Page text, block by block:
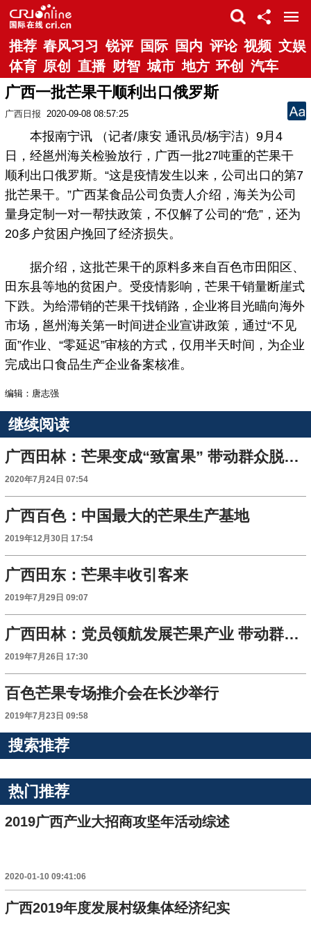
推荐 春风习习 锐评 国际 国内 评论 视频 文娱
体育 原创 直播 财智 城市 地方 环创 汽车
广西一批芒果干顺利出口俄罗斯
广西日报 2020-09-08 08:57:25
本报南宁讯 （记者/康安 通讯员/杨宇洁）9月4
日，经邕州海关检验放行，广西一批27吨重的芒果干
顺利出口俄罗斯。“这是疫情发生以来，公司出口的第7
批芒果干。”广西某食品公司负责人介绍，海关为公司
量身定制一对一帮扶政策，不仅解了公司的“危”，还为
20多户贫困户挽回了经济损失。
据介绍，这批芒果干的原料多来自百色市田阳区、
田东县等地的贫困户。受疫情影响，芒果干销量断崖式
下跌。为给滞销的芒果干找销路，企业将目光瞄向海外
市场，邕州海关第一时间进企业宣讲政策，通过“不见
面”作业、“零延迟”审核的方式，仅用半天时间，为企业
完成出口食品生产企业备案核准。
编辑：唐志强
继续阅读
广西田林：芒果变成“致富果” 带动群众脱贫致富
2020年7月24日 07:54
广西百色：中国最大的芒果生产基地
2019年12月30日 17:54
广西田东：芒果丰收引客来
2019年7月29日 09:07
广西田林：党员领航发展芒果产业 带动群众致富奔小康
2019年7月26日 17:30
百色芒果专场推介会在长沙举行
2019年7月23日 09:58
搜索推荐
热门推荐
2019广西产业大招商攻坚年活动综述
2020-01-10 09:41:06
广西2019年度发展村级集体经济纪实